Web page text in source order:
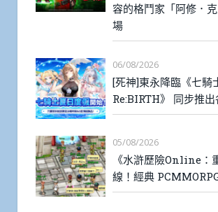
容的格鬥家「阿修．
場
06/08/2026
[死神]東永降臨《七騎
Re:BIRTH》 同步推
05/08/2026
《水滸歷險Online：
線！經典